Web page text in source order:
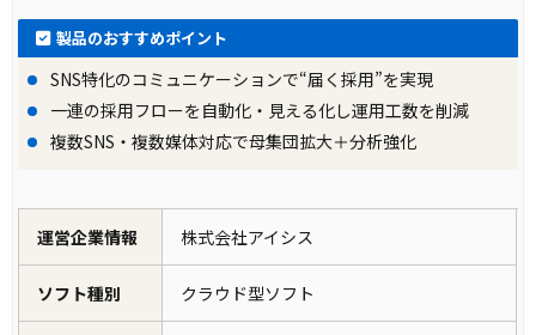
製品のおすすめポイント
SNS特化のコミュニケーションで“届く採用”を実現
一連の採用フローを自動化・見える化し運用工数を削減
複数SNS・複数媒体対応で母集団拡大＋分析強化
運営企業情報 株式会社アイシス
ソフト種別 クラウド型ソフト